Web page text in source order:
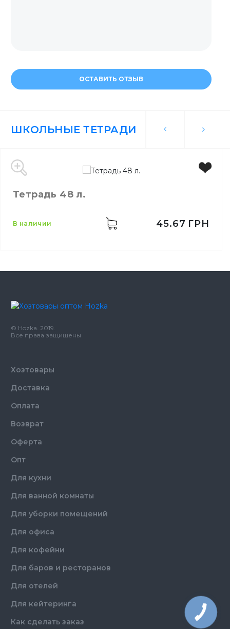
ОСТАВИТЬ ОТЗЫВ
ШКОЛЬНЫЕ ТЕТРАДИ
Тетрадь 48 л.
в наличии 45.67 ГРН
© Hozka. 2019.
Все права защищены
Хозтовары
Доставка
Оплата
Возврат
Оферта
Опт
Для кухни
Для ванной комнаты
Для уборки помещений
Для офиса
Для кофейни
Для баров и ресторанов
Для отелей
Для кейтеринга
Как сделать заказ